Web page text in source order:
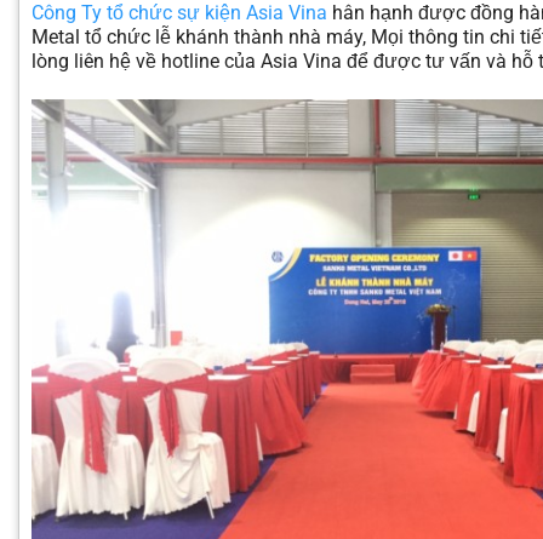
Công Ty tổ chức sự kiện Asia Vina hân hạnh được đồng
Metal tổ chức lễ khánh thành nhà máy, Mọi thông tin chi
lòng liên hệ về hotline của Asia Vina để được tư vấn và hỗ